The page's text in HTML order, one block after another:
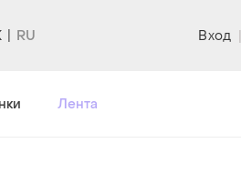
Вход |
Лента